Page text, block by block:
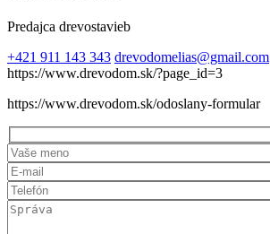
Predajca drevostavieb
+421 911 143 343 drevodomelias@gmail.com
https://www.drevodom.sk/?page_id=3
https://www.drevodom.sk/odoslany-formular